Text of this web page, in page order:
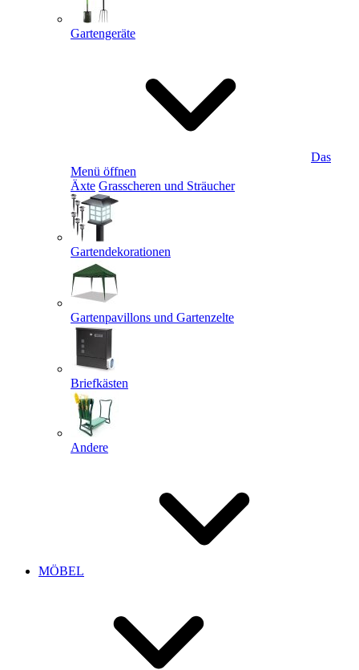
Gartengeräte
Das
Menü öffnen
Äxte Grasscheren und Sträucher
Gartendekorationen
Gartenpavillons und Gartenzelte
Briefkästen
Andere
MÖBEL